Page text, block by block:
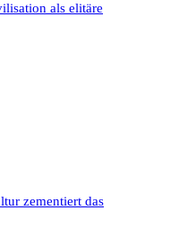
als elitäre
zementiert das